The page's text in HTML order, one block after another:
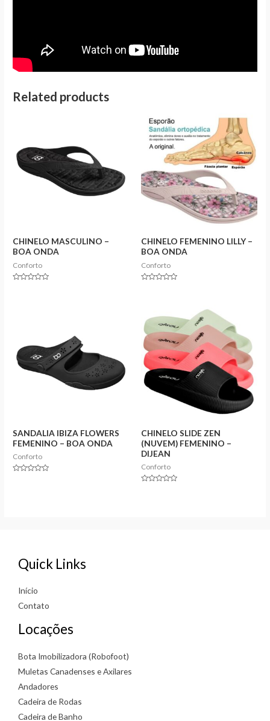
Related products
CHINELO MASCULINO –
BOA ONDA
Conforto
CHINELO FEMENINO LILLY –
BOA ONDA
Conforto
SANDALIA IBIZA FLOWERS
FEMENINO – BOA ONDA
Conforto
CHINELO SLIDE ZEN
(NUVEM) FEMENINO –
DIJEAN
Conforto
Quick Links
Início
Contato
Locações
Bota Imobilizadora (Robofoot)
Muletas Canadenses e Axilares
Andadores
Cadeira de Rodas
Cadeira de Banho